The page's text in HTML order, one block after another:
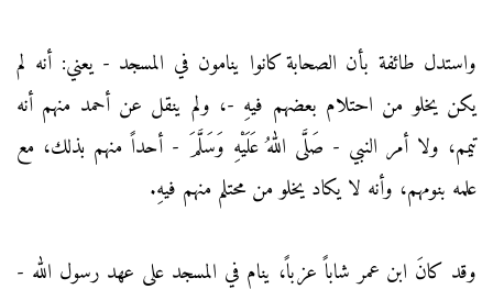
واستدل طائفة بأن الصحابة كانوا ينامون في المسجد - يعني: أنه لم
يكن يخلو من احتلام بعضهم فيهِ -، ولم ينقل عن أحمد منهم أنه
تيمم، ولا أمر النبي - صَلَّى اللهُ عَلَيْهِ وَسَلَّمَ - أحداً منهم بذلك، مع
علمه بنومهم، وأنه لا يكاد يخلو من محتلم منهم فيهِ.
وقد كانَ ابن عمر شاباً عزباً، ينام في المسجد على عهد رسول الله -